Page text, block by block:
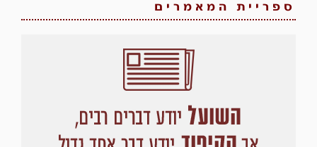
ספריית המאמרים